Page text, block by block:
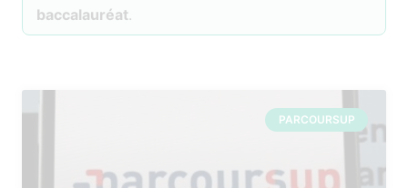
baccalauréat.
PARCOURSUP